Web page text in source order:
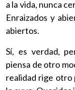
a la vida, nunca
Enraizados y
abiertos.
Sí, es verdad,
piensa de otro
realidad rige otro